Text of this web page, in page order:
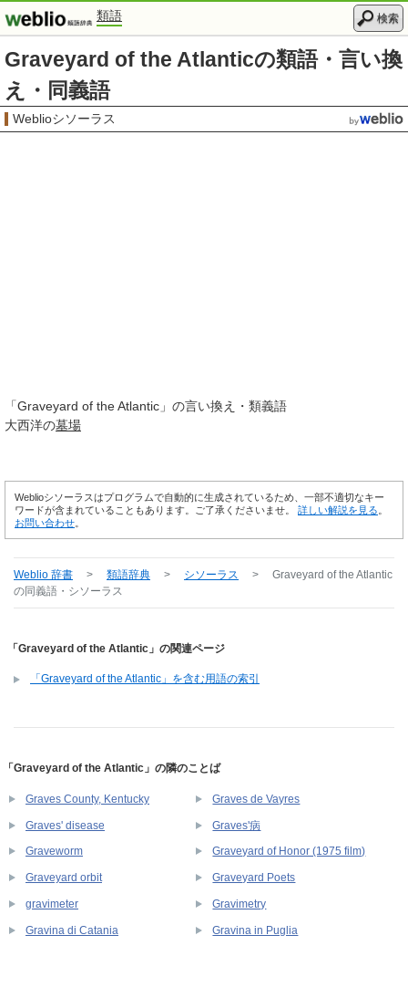
類語 検索
Graveyard of the Atlanticの類語・言い換
え・同義語
Weblioシソーラス
「Graveyard of the Atlantic 」の言い換え・類義語
大西洋の墓場
Weblioシソーラスはプログラムで自動的に生成されているため、一部不適切なキー
ワードが含まれていることもあります。ご了承くださいませ。 詳しい解説を見る
お問い合わせ
Weblio 辞書 > 類語辞典 > シソーラス >
Graveyard of the Atlantic
の同義語・シソーラス
「Graveyard of the Atlantic」の関連ページ
「Graveyard of the Atlantic」を含む用語の索引
「Graveyard of the Atlantic」の隣のことば
Graves County, Kentucky Graves de Vayres
Graves' disease Graves'病
Graveworm Graveyard of Honor (1975 film)
Graveyard orbit Graveyard Poets
gravimeter Gravimetry
Gravina di Catania Gravina in Puglia